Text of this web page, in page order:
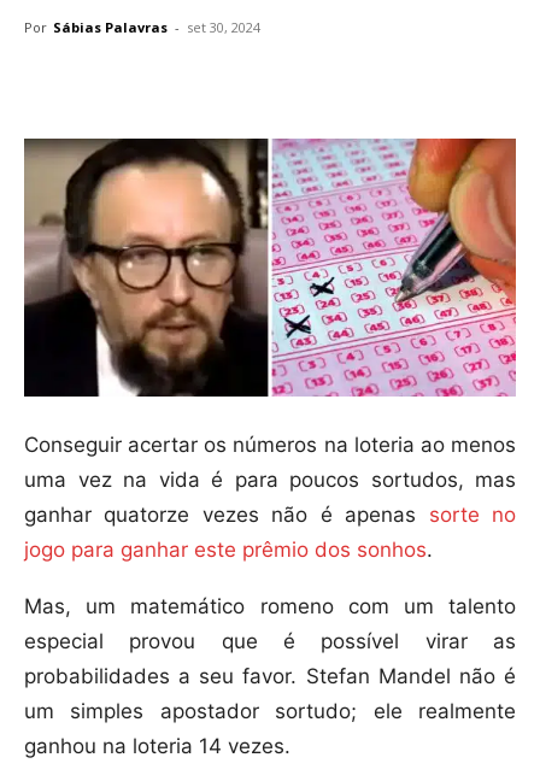
Por Sábias Palavras - set 30, 2024
Conseguir acertar os números na loteria ao menos
uma vez na vida é para poucos sortudos, mas
ganhar quatorze vezes não é apenas sorte no
jogo para ganhar este prêmio dos sonhos.
Mas, um matemático romeno com um talento
especial provou que é possível virar as
probabilidades a seu favor. Stefan Mandel não é
um simples apostador sortudo; ele realmente
ganhou na loteria 14 vezes.